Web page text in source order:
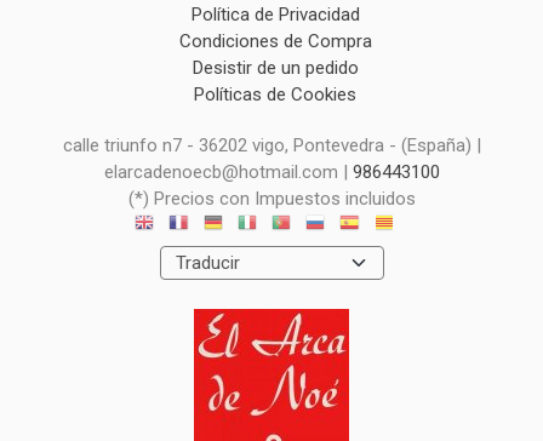
Política de Privacidad
Condiciones de Compra
Desistir de un pedido
Políticas de Cookies
calle triunfo n7 - 36202 vigo, Pontevedra - (España) |
elarcadenoecb@hotmail.com | 986443100
(*) Precios con Impuestos incluidos